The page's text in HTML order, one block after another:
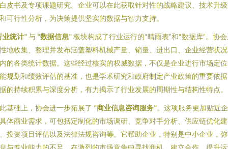
皮书及专项课题研究。企业可以在此获取针对性的战略建议、技术升
可行性分析，为决策提供坚实的数据与智力支持。
业统计”与 “数据信息”板块构成了行业运行的“晴雨表”和“数据库”。协
地收集、整理并发布涵盖塑料机械产量、销量、进出口、企业经营状
的各类统计数据。这些经过核实的权威数据，不仅是企业进行市场定
规划和绩效评估的基准，也是学术研究和政府制定产业政策的重要依
的持续积累与深度分析，有力揭示了行业发展的周期性与结构性特点。
基础上，协会进一步拓展了 “商业信息咨询服务”。这项服务更加贴近
体商业需求，可包括定制化的市场调研、竞争对手分析、供应链优化建
投资项目评估以及法律法规咨询等。它帮助企业，特别是中小企业，
与专业能力的不足，在激烈的市场竞争中寻找商机、建立合作、提升